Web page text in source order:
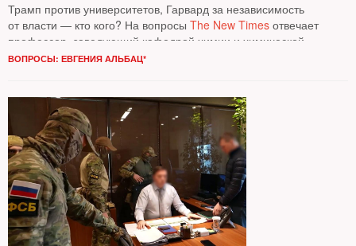
Трамп против университетов, Гарвард за независимость
от власти — кто кого? На вопросы The New Times отвечает
профессор, заведующий кафедрой химии и химической
биологии Гарвардского университета
ВОПРОСЫ: ЕВГЕНИЯ АЛЬБАЦ*